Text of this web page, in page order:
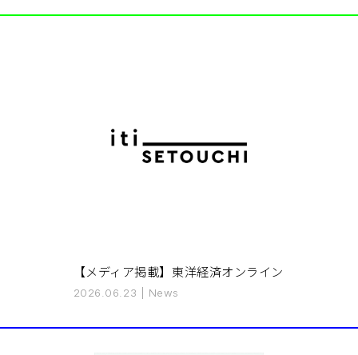
【メディア掲載】東洋経済オンライン
2026.06.23 News